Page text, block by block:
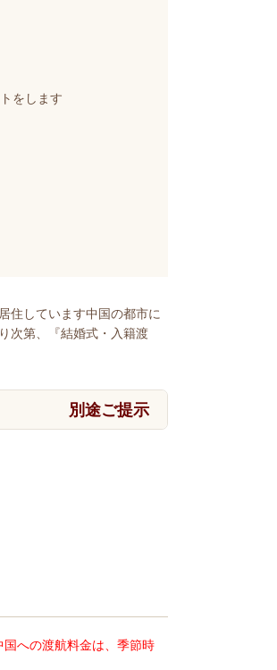
をします
住しています中国の都市に
次第、『結婚式・入籍渡
別途ご提示
国への渡航料金は、季節時